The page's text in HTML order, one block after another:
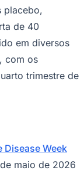
placebo,
de 40
em diversos
com os
trimestre de
Disease Week
maio de 2026